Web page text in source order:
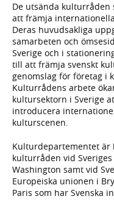
De utsända
att främja
Deras huvudsakliga
samarbeten och
Sverige och i
till att främja svenskt
genomslag för företag i
Kulturrådens arbete
kultursektorn i Sverige
introducera
kulturscenen.
Kulturdepartementet är
kulturråden vid
Washington samt vid
Europeiska unionen i
Paris som har Svenska